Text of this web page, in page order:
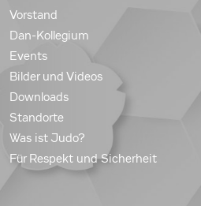
Vorstand
Dan-Kollegium
Events
Bilder und Videos
Downloads
Standorte
Was ist Judo?
Für Respekt und Sicherheit